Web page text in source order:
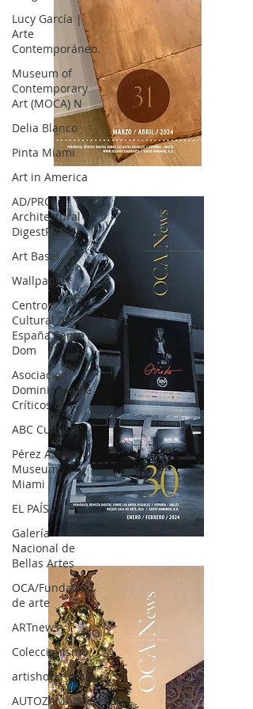
Lucy García |
Arte
Contemporáneo.
Museum of
Contemporary
Art (MOCA) N
Delia Blanco
Pinta Miami
Art in America
AD/PRO
Architectural
DigestPRO Ar
Art Basel
Wallpaper*
Centro
Cultural de
España Santo
Dom
Asociación
Dominicana de
Críticos d
ABC Cultural
Pérez Art
Museum
Miami
EL PAÍS
Galería
Nacional de
Bellas Artes
OCA/Fundación
de arte
ARTnews
Coleccionismo
artishockrevista
AUTOZAMA/Mercedes-
OCA|News 31 / Marzo-Abril / 2024
OCA|News 30 /Enero-Febrero / 2024